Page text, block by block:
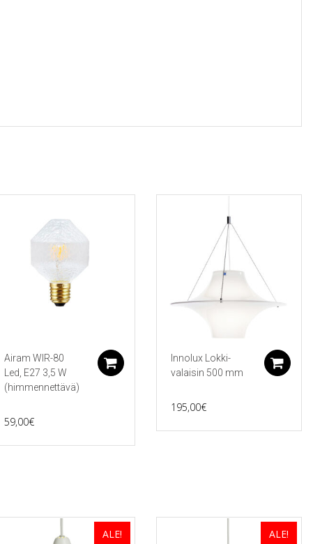
ostoskoriin
Airam WIR-80
Led, E27 3,5 W
(himmennettävä)
59,00€
Lisää ostoskoriin
Innolux Lokki-
valaisin 500 mm
195,00€
ALE! ALE!